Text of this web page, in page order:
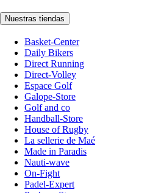
Nuestras tiendas
Basket-Center
Daily Bikers
Direct Running
Direct-Volley
Espace Golf
Galope-Store
Golf and co
Handball-Store
House of Rugby
La sellerie de Maé
Made in Paradis
Nauti-wave
On-Fight
Padel-Expert